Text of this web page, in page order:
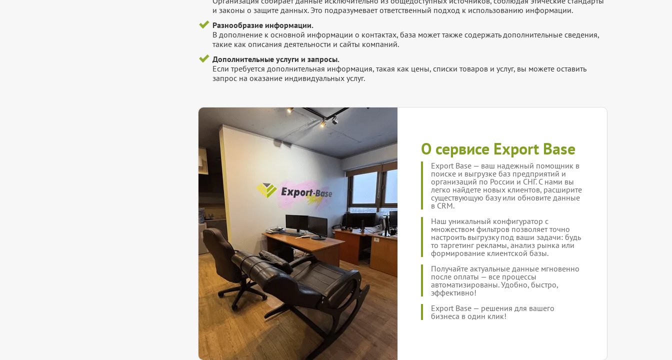
и законы о защите данных. Это подразумевает ответственный подход к использованию информации.
Разнообразие информации.
В дополнение к основной информации о контактах, база может также содержать дополнительные сведения,
такие как описания деятельности и сайты компаний.
Дополнительные услуги и запросы.
Если требуется дополнительная информация, такая как цены, списки товаров и услуг, вы можете оставить
запрос на оказание индивидуальных услуг.
О сервисе Export Base
Export Base — ваш надежный помощник в
поиске и выгрузке баз предприятий и
организаций по России и СНГ. С нами вы
легко найдете новых клиентов, расширите
существующую базу или обновите данные
в CRM.
Наш уникальный конфигуратор с
множеством фильтров позволяет точно
настроить выгрузку под ваши задачи: будь
то таргетинг рекламы, анализ рынка или
формирование клиентской базы.
Получайте актуальные данные мгновенно
после оплаты — все процессы
автоматизированы. Удобно, быстро,
эффективно!
Export Base — решения для вашего
бизнеса в один клик!